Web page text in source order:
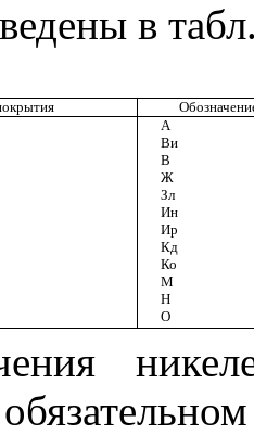
в
А
Ви
В
Ж
Зл
Ин
Ир
Кд
Ко
М
Н
О